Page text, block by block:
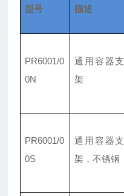
型号 描述
PR6001/0
0N
通用容器支
架
PR6001/0
0S
通用容器支
架，不锈钢